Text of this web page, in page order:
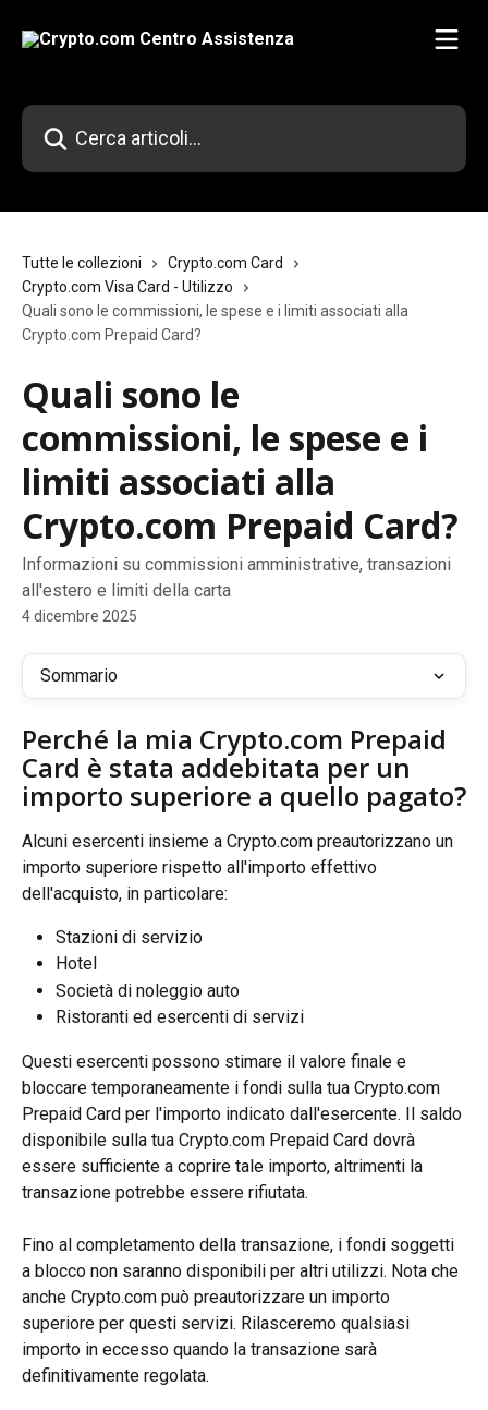
Cerca articoli…
Tutte le collezioni
Crypto.com Card
Crypto.com Visa Card - Utilizzo
Quali sono le commissioni, le spese e i limiti associati alla
Crypto.com Prepaid Card?
Quali sono le
commissioni, le spese e i
limiti associati alla
Crypto.com Prepaid Card?
Informazioni su commissioni amministrative, transazioni
all'estero e limiti della carta
4 dicembre 2025
Sommario
Perché la mia Crypto.com Prepaid
Card è stata addebitata per un
importo superiore a quello pagato?
Alcuni esercenti insieme a Crypto.com preautorizzano un
importo superiore rispetto all'importo effettivo
dell'acquisto, in particolare:
Stazioni di servizio
Hotel
Società di noleggio auto
Ristoranti ed esercenti di servizi
Questi esercenti possono stimare il valore finale e
bloccare temporaneamente i fondi sulla tua Crypto.com
Prepaid Card per l'importo indicato dall'esercente. Il saldo
disponibile sulla tua Crypto.com Prepaid Card dovrà
essere sufficiente a coprire tale importo, altrimenti la
transazione potrebbe essere rifiutata.
Fino al completamento della transazione, i fondi soggetti
a blocco non saranno disponibili per altri utilizzi. Nota che
anche Crypto.com può preautorizzare un importo
superiore per questi servizi. Rilasceremo qualsiasi
importo in eccesso quando la transazione sarà
definitivamente regolata.